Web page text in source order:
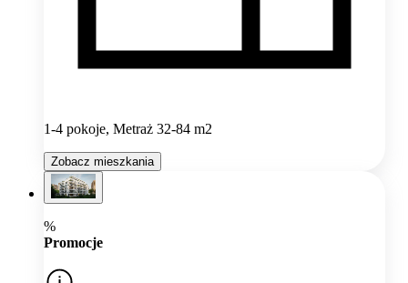
1-4 pokoje, Metraż 32-84 m2
Zobacz mieszkania
%
Promocje